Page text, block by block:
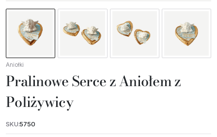
Aniołki
Pralinowe Serce z Aniołem z
Poliżywicy
SKU:5750